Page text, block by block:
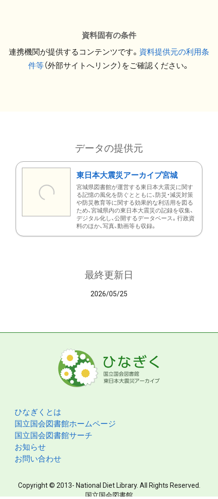
資料固有の条件
連携機関が提供するコンテンツです。 資料提供元の利用条
件等（外部サイトへリンク）をご確認ください。
データの提供元
東日本大震災アーカイブ宮城
宮城県図書館が運営する東日本大震災に関す
る記憶の風化を防ぐとともに、防災・減災対策
や防災教育等に関する効果的な利活用を図る
ため、宮城県内の東日本大震災の記録を収集、
デジタル化し、公開するデータベース。行政資
料のほか、写真、動画等も収録。
最終更新日
2026/05/25
ひなぎくとは
国立国会図書館ホームページ
国立国会図書館サーチ
お知らせ
お問い合わせ
Copyright © 2013- National Diet Library. All Rights Reserved.